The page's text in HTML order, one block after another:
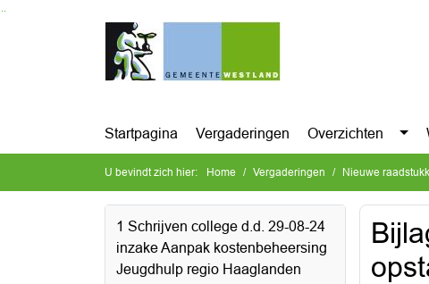
Ga naar de inhoud van deze pagina
Ga naar het zoeken
Ga naar het menu
Startpagina Vergaderingen Overzichten
U bevindt zich hier: Home Vergaderingen Nieuwe
1 Schrijven college d.d. 29-08-24
inzake Aanpak kostenbeheersing
Jeugdhulp regio Haaglanden